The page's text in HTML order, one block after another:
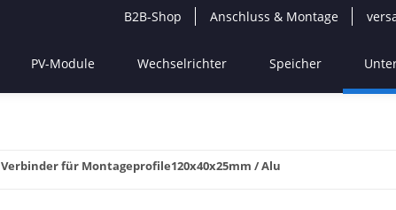
B2B-Shop Anschluss & Montage
PV-Module Wechselrichter Speicher
Verbinder für Montageprofile120x40x25mm / Alu